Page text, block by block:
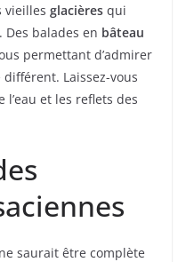
vieilles glacières qui
Des balades en bâteau
permettant d’admirer
Laissez-vous
et les reflets des
saurait être complète